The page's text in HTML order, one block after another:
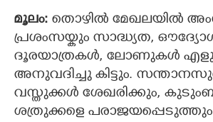
മൂലം: തൊഴില്‍ മേഖലയില്‍
പ്രശംസയ്കും സാദ്ധ്യത,
ദൂരയാത്രകള്‍, ലോണുകള്‍
അനുവദിച്ചു കിട്ടും.
വസ്തുക്കള്‍ ശേഖരിക്കും,
ശത്രുക്കളെ